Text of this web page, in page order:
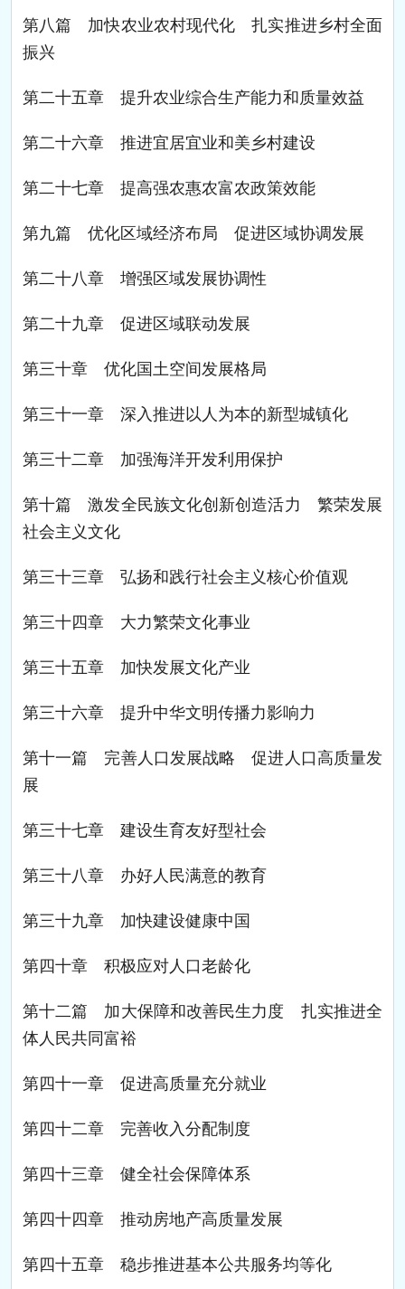
第八篇 加快农业农村现代化 扎实推进乡村全面
振兴
第二十五章 提升农业综合生产能力和质量效益
第二十六章 推进宜居宜业和美乡村建设
第二十七章 提高强农惠农富农政策效能
第九篇 优化区域经济布局 促进区域协调发展
第二十八章 增强区域发展协调性
第二十九章 促进区域联动发展
第三十章 优化国土空间发展格局
第三十一章 深入推进以人为本的新型城镇化
第三十二章 加强海洋开发利用保护
第十篇 激发全民族文化创新创造活力 繁荣发展
社会主义文化
第三十三章 弘扬和践行社会主义核心价值观
第三十四章 大力繁荣文化事业
第三十五章 加快发展文化产业
第三十六章 提升中华文明传播力影响力
第十一篇 完善人口发展战略 促进人口高质量发
展
第三十七章 建设生育友好型社会
第三十八章 办好人民满意的教育
第三十九章 加快建设健康中国
第四十章 积极应对人口老龄化
第十二篇 加大保障和改善民生力度 扎实推进全
体人民共同富裕
第四十一章 促进高质量充分就业
第四十二章 完善收入分配制度
第四十三章 健全社会保障体系
第四十四章 推动房地产高质量发展
第四十五章 稳步推进基本公共服务均等化